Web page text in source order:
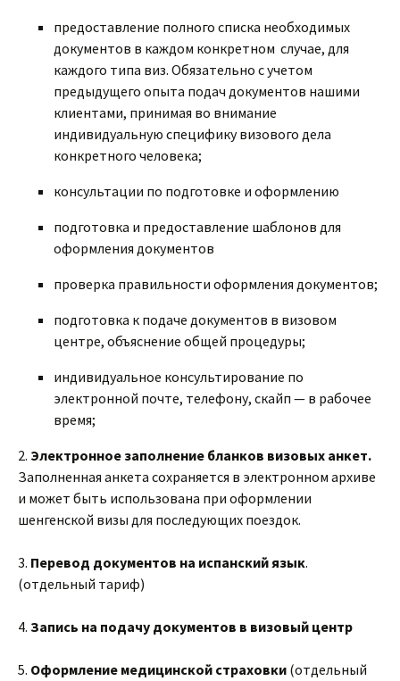
предоставление полного списка необходимых
документов в каждом конкретном случае, для
каждого типа виз. Обязательно с учетом
предыдущего опыта подач документов нашими
клиентами, принимая во внимание
индивидуальную специфику визового дела
конкретного человека;
консультации по подготовке и оформлению
подготовка и предоставление шаблонов для
оформления документов
проверка правильности оформления документов;
подготовка к подаче документов в визовом
центре, объяснение общей процедуры;
индивидуальное консультирование по
электронной почте, телефону, скайп — в рабочее
время;
2. Электронное заполнение бланков визовых анкет.
Заполненная анкета сохраняется в электронном архиве
и может быть использована при оформлении
шенгенской визы для последующих поездок.
3. Перевод документов на испанский язык.
(отдельный тариф)
4. Запись на подачу документов в визовый центр
5. Оформление медицинской страховки (отдельный